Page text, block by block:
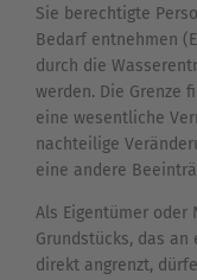
Sie berechtigte
Bedarf entnehmen
durch die
werden. Die Grenze
eine wesentliche
nachteilige
eine andere
Als Eigentümer oder
Grundstücks, das
direkt angrenzt,